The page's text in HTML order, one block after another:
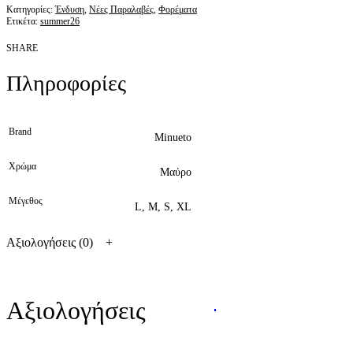
Κατηγορίες:Ένδυση, Νέες Παραλαβές, Φορέματα
Ετικέτα: summer26
SHARE
Πληροφορίες
Brand Minueto
Χρώμα Μαύρο
Μέγεθος L, M, S, XL
Αξιολογήσεις (0)
Αξιολογήσεις